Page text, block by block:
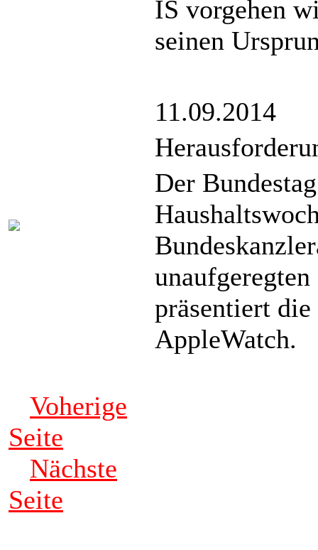
IS vorgehen
seinen
11.09.2014
Der
präsentiert
AppleWatch.
Voherige
Seite
Nächste
Seite